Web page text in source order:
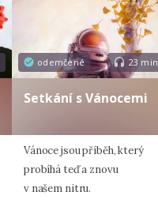
odemčené 23 min
Setkání s Vánocemi
Vánoce jsou příběh, který
probíhá teď a znovu
v našem nitru.